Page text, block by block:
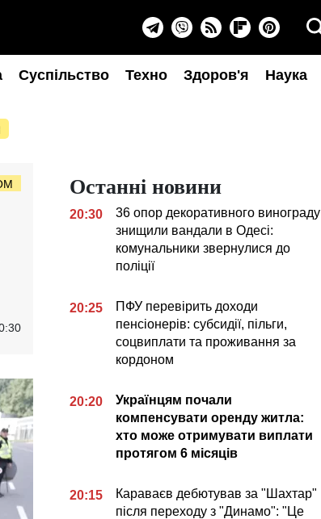
Суспільство Техно Здоров'я Наука
Останні новини
20:30
36 опор декоративного винограду
знищили вандали в Одесі:
комунальники звернулися до
поліції
20:25
ПФУ перевірить доходи
пенсіонерів: субсидії, пільги,
соцвиплати та проживання за
кордоном
20:20
Українцям почали
компенсувати оренду житла:
хто може отримувати виплати
протягом 6 місяців
20:15
Караваєв дебютував за "Шахтар"
після переходу з "Динамо": "Це